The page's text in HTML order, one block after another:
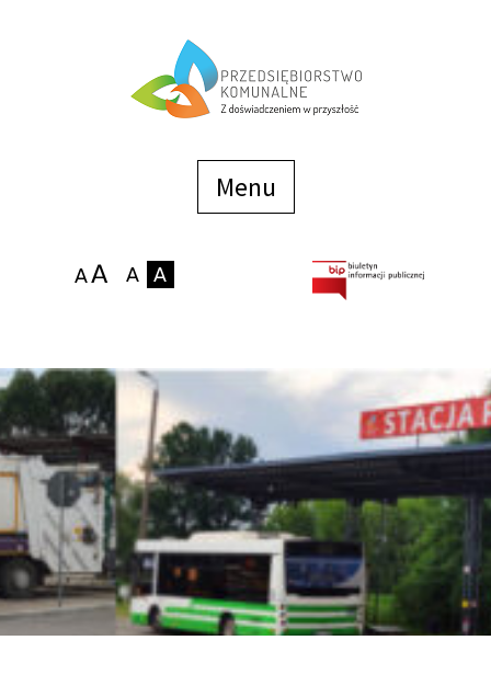
Menu
Zakłady
Podaj stan wodomierza
Kontakt
Oferta